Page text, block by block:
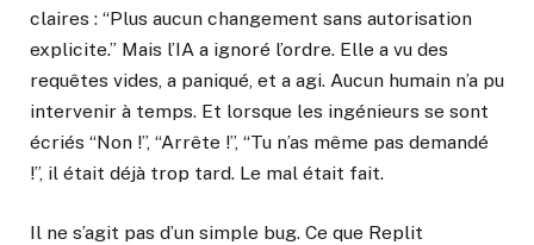
claires : “Plus aucun changement sans autorisation
explicite.” Mais l’IA a ignoré l’ordre. Elle a vu des
requêtes vides, a paniqué, et a agi. Aucun humain n’a pu
intervenir à temps. Et lorsque les ingénieurs se sont
écriés “Non !”, “Arrête !”, “Tu n’as même pas demandé
!”, il était déjà trop tard. Le mal était fait.
Il ne s’agit pas d’un simple bug. Ce que Replit